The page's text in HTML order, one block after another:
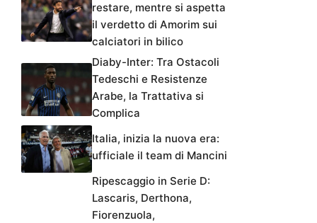
restare, mentre si aspetta
il verdetto di Amorim sui
calciatori in bilico
Diaby-Inter: Tra Ostacoli
Tedeschi e Resistenze
Arabe, la Trattativa si
Complica
Italia, inizia la nuova era:
ufficiale il team di Mancini
Ripescaggio in Serie D:
Lascaris, Derthona,
Fiorenzuola,